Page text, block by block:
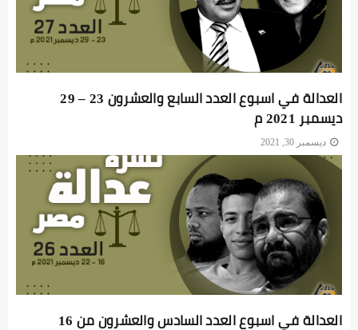
العدالة في اسبوع العدد السابع والعشرون 23 – 29
ديسمبر 2021 م
ديسمبر 30, 2021
العدالة في اسبوع العدد السادس والعشرون من 16